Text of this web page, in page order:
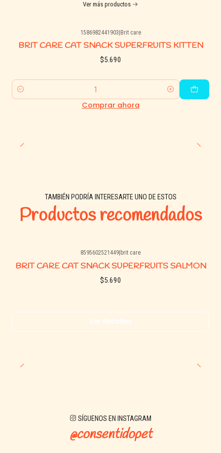
Ver más productos
1586982441903 Brit care
BRIT CARE CAT SNACK SUPERFRUITS KITTEN
$5.690
Cantidad
Comprar ahora
TAMBIÉN PODRÍA INTERESARTE UNO DE ESTOS
Productos recomendados
8595602521449 brit care
BRIT CARE CAT SNACK SUPERFRUITS SALMON
$5.690
Ver detalles
SÍGUENOS EN INSTAGRAM
@consentidopet